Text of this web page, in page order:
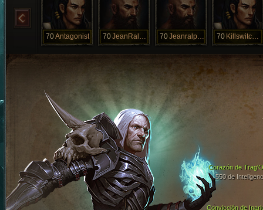
70Antagonist 70 JeanRalphio 70 Jeanralphio 70 Killswitcher
Convicción de
Corazón de
550 de